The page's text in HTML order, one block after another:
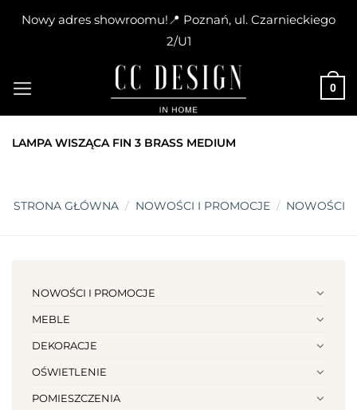
Nowy adres showroomu!📍 Poznań, ul. Czarnieckiego
2/U1
content
0
LAMPA WISZĄCA FIN 3 BRASS MEDIUM
STRONA GŁÓWNA / NOWOŚCI I PROMOCJE / NOWOŚCI
NOWOŚCI I PROMOCJE
MEBLE
DEKORACJE
OŚWIETLENIE
POMIESZCZENIA